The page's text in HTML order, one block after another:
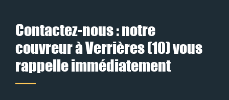
Contactez-nous : notre
couvreur à Verrières (10) vous
rappelle immédiatement